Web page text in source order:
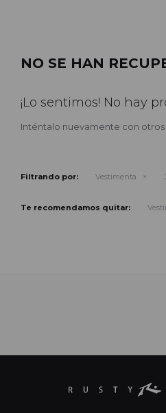
NO SE HAN
¡Lo sentimos! No hay
Inténtalo nuevamente con
Filtrando por: Vestimenta
Te recomendamos quitar: